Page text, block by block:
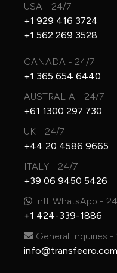
USA - 24/7
+1 929 416 3724
+1 562 269 3528
CANADA - 24/7
+1 365 654 6440
AUSTRALIA - 24/7
+61 1300 297 730
UK - 24/7
+44 20 4586 9665
ITALY - 24/7
+39 06 9450 5426
Intl. WhatsApp -
+1 424-339-1886
General Inquiries
info@transfeero.com